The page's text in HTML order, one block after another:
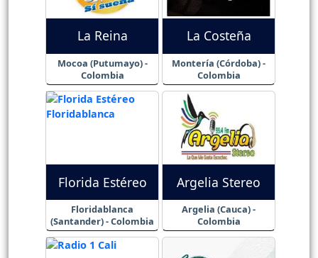
La Reina
Mocoa (Putumayo) -
Colombia
La Costeña
Montería (Córdoba) -
Colombia
Florida Estéreo
Floridablanca
(Santander) - Colombia
Argelia Stereo
Argelia (Cauca) -
Colombia